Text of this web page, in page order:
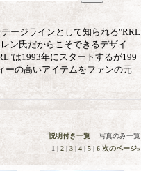
ージラインとして知られる"RRL
ン氏だからこそできるデザイ
は1993年にスタートするが199
ーの高いアイテムをファンの元
説明付き一覧 写真のみ一覧
1 | 2 | 3 | 4 | 5 | 6 次のページ»